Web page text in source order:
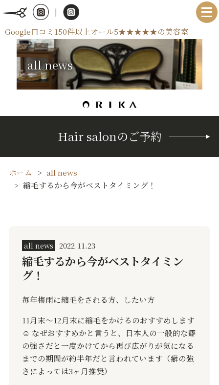
|
Google口コミ150件以上オール5★★★★★の美容室
all news
Hair salonのご予約
ホーム
all news
縮毛するから今がベストタイミング！
all news 2022.11.23
縮毛するから今がベストタイミン
グ！
毎年梅雨に縮毛をされる方、したい方
11月末〜12月末に縮毛をかけるのおすすめします
☺️ なぜおすすめかと言うと、日本人の一般的な癖
の強さだと一度かけてから再び広がりが気になる
までの期間が約半年だと言われています（癖の強
さによっては3ヶ月推奨）